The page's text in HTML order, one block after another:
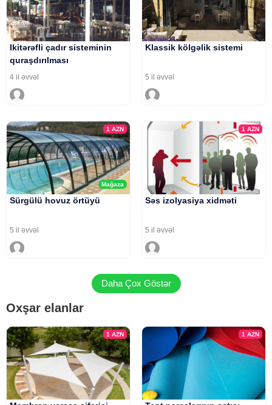
Ikitərəfli çadır sisteminin
quraşdırılması
4 il əvvəl
Klassik kölgəlik sistemi
5 il əvvəl
Mağaza
1AZN
Sürgülü hovuz örtüyü
5 il əvvəl
1 AZN
Səs izolyasiya xidməti
5 il əvvəl
Daha Çox Göstər
Oxşar elanlar
1AZN 1 AZN